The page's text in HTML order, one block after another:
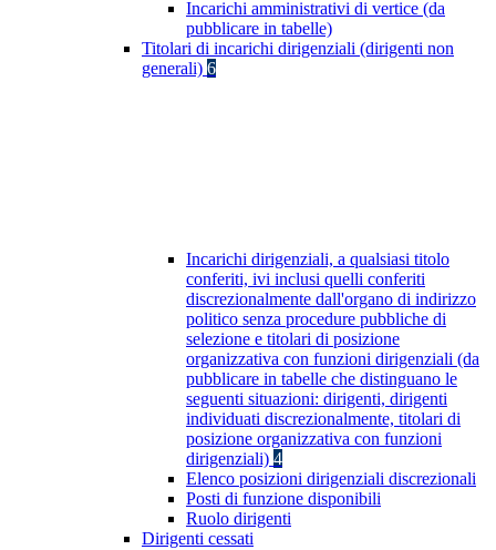
Incarichi amministrativi di vertice (da
pubblicare in tabelle)
Titolari di incarichi dirigenziali (dirigenti non
generali) 6
Incarichi dirigenziali, a qualsiasi titolo
conferiti, ivi inclusi quelli conferiti
discrezionalmente dall'organo di indirizzo
politico senza procedure pubbliche di
selezione e titolari di posizione
organizzativa con funzioni dirigenziali (da
pubblicare in tabelle che distinguano le
seguenti situazioni: dirigenti, dirigenti
individuati discrezionalmente, titolari di
posizione organizzativa con funzioni
dirigenziali) 4
Elenco posizioni dirigenziali discrezionali
Posti di funzione disponibili
Ruolo dirigenti
Dirigenti cessati